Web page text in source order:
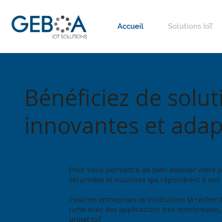
Accueil Solutions IoT
Bénéficiez de
innovantes et
​​Pour vous permettre de bien débuter votre
sécurisées et intuitives qui répondront à vos
Pour les entreprises et institutions la
riche avec des applications très
projet IoT